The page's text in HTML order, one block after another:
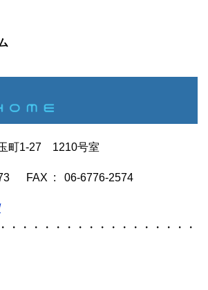
町1-27 1210号室
FAX : 06-6776-2574
・・・・・・・・・・・・・・・・・